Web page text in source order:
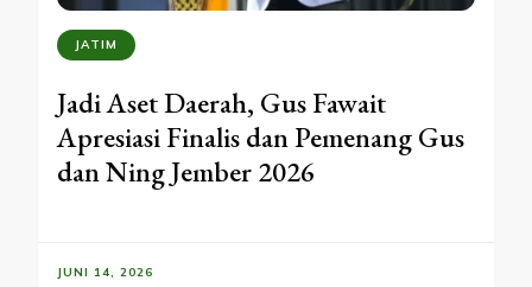
JATIM
Jadi Aset Daerah, Gus Fawait
Apresiasi Finalis dan Pemenang Gus
dan Ning Jember 2026
JUNI 14, 2026